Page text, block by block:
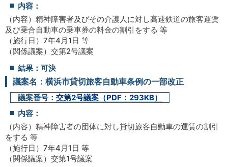
内容：
（内容）精神障害者及びその介護人に対し高速鉄道の旅客運賃
及び乗合自動車の乗車券の料金の割引をする 等
（施行日）7年4月1日 等
（関係議案）交第2号議案
結果：可決
議案名：横浜市貸切旅客自動車条例の一部改正
議案番号： 交第2号議案（PDF：293KB）
内容：
（内容）精神障害者の団体に対し貸切旅客自動車の運賃の割引
をする 等
（施行日）7年4月1日 等
（関係議案）交第1号議案